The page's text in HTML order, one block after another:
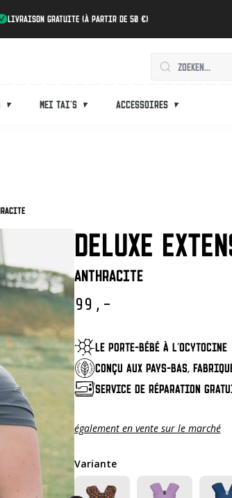
Livraison gratuite (à partir de 50 €)
Mei tai's Accessoires
DELUXE
Anthracite
99,-
LE PORTE-BÉBÉ À L'OCYTOCINE
CONÇU AUX PAYS-BAS,
SERVICE DE RÉPARATION
également en vente sur le marché
Variante